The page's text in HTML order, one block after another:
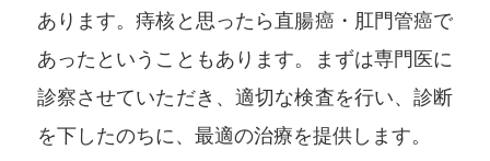
あります。痔核と思ったら直腸癌・肛門管癌で
あったということもあります。まずは専門医に
診察させていただき、適切な検査を行い、診断
を下したのちに、最適の治療を提供します。